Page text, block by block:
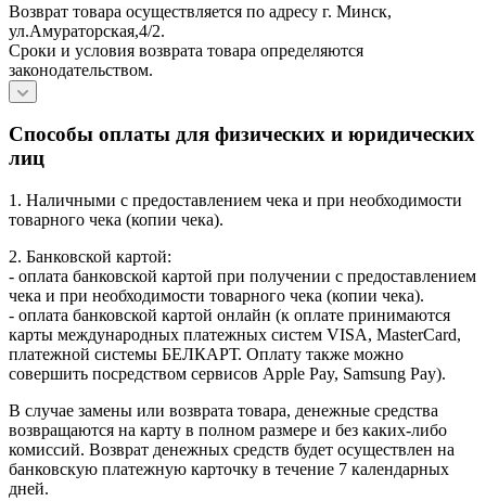
Возврат товара осуществляется по адресу г. Минск,
ул.Амураторская,4/2.
Сроки и условия возврата товара определяются
законодательством.
Способы оплаты для физических и юридических
лиц
1. Наличными с предоставлением чека и при необходимости
товарного чека (копии чека).
2. Банковской картой:
- оплата банковской картой при получении с предоставлением
чека и при необходимости товарного чека (копии чека).
- оплата банковской картой онлайн (к оплате принимаются
карты международных платежных систем VISA, MasterCard,
платежной системы БЕЛКАРТ. Оплату также можно
совершить посредством сервисов Apple Pay, Samsung Pay).
В случае замены или возврата товара, денежные средства
возвращаются на карту в полном размере и без каких-либо
комиссий. Возврат денежных средств будет осуществлен на
банковскую платежную карточку в течение 7 календарных
дней.